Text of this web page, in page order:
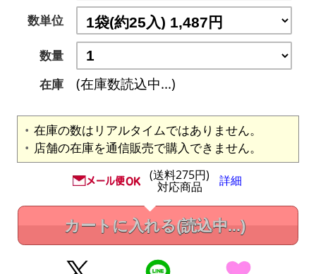
数単位
数量
在庫
(在庫数読込中...)
在庫の数はリアルタイムではありません。
店舗の在庫を通信販売で購入できません。
(送料275円)
対応商品 詳細
カートに入れる(読込中...)